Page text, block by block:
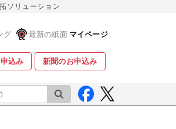
ソリューション
グ 最新の紙面 マイページ
込み 新聞のお申込み
検索